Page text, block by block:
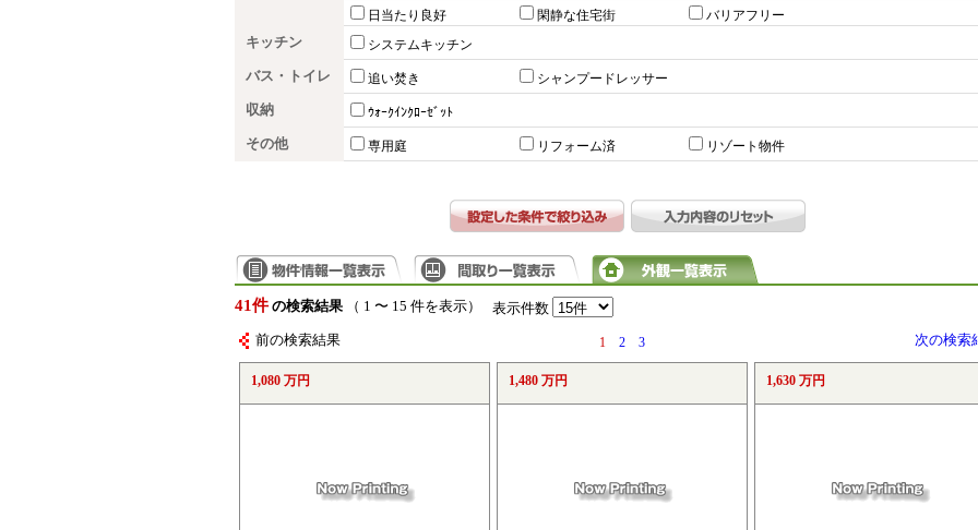
日当たり良好
閑静な住宅街 バリアフリー
キッチン システムキッチン
バス・トイレ 追い焚き シャンプードレッサー
収納 ｳｫｰｸｲﾝｸﾛｰｾﾞｯﾄ
その他 専用庭 リフォーム済 リゾート物件
41件 の検索結果（ 1 〜 15 件を表示） 表示件数
前の検索結果 1 2 3 次の検索
1,080 万円 1,480 万円 1,630 万円